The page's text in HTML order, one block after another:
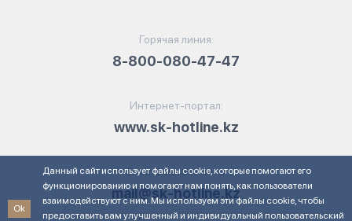
Горячая линия:
8-800-080-47-47
Интернет-портал:
www.sk-hotline.kz
Электронная почта:
mail@sk-hotline.kz
Ok
Данный сайт использует файлы cookie, которые помогают его
функционированию и помогают нам понять, как пользователи
взаимодействуют с ним. Мы используем эти файлы cookie, чтобы
предоставить вам улучшенный и индивидуальный пользовательский